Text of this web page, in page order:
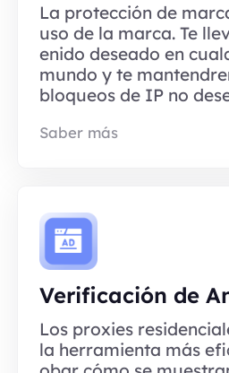
La protección de
uso de la marca. Te
enido deseado en
mundo y te
bloqueos de IP no
Saber más
Verificación de
Los proxies
la herramienta más